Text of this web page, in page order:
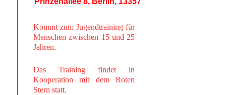
Kommt zum Jugendtraining für
Menschen zwischen 15 und 25
Jahren.
Das Training findet in
Kooperation mit dem Roten
Stern statt.